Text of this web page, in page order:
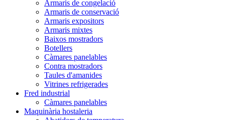
Armaris de congelació
Armaris de conservació
Armaris expositors
Armaris mixtes
Baixos mostradors
Botellers
Càmares panelables
Contra mostradors
Taules d'amanides
Vitrines refrigerades
Fred industrial
Càmares panelables
Maquinària hostaleria